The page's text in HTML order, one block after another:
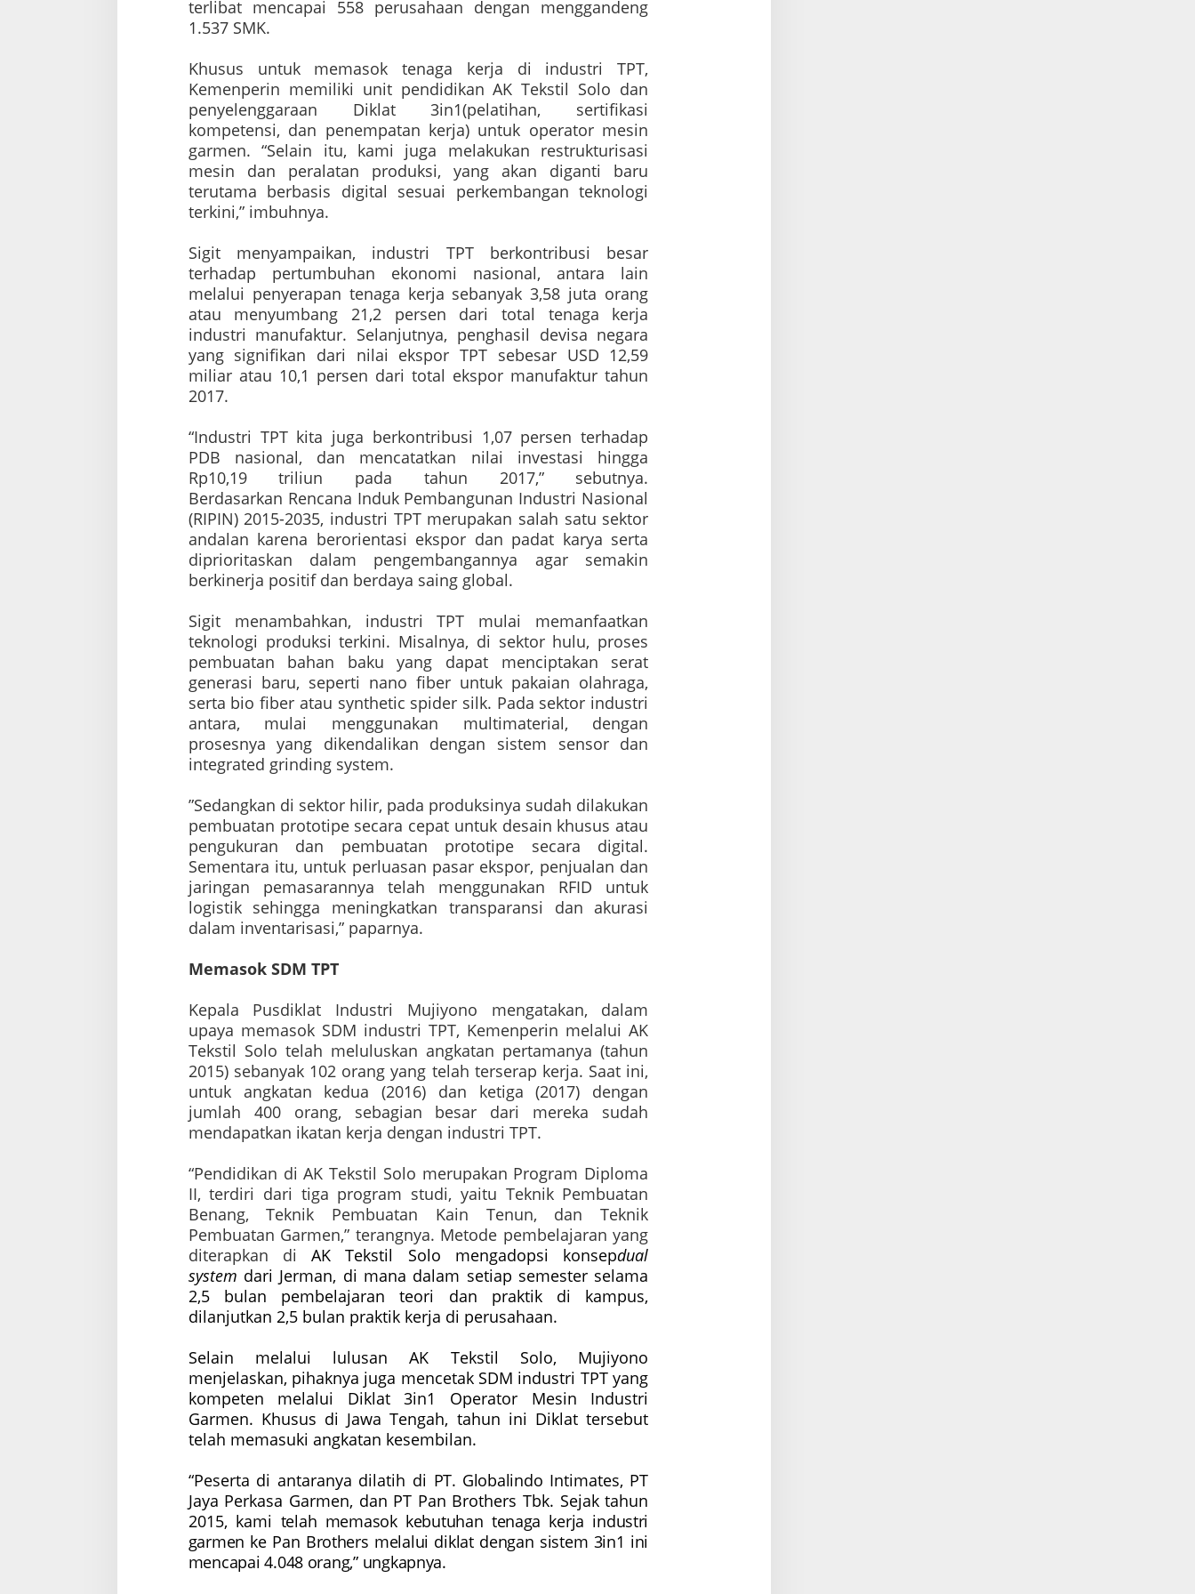
terlibat mencapai 558 perusahaan dengan menggandeng
1.537 SMK.
Khusus untuk memasok tenaga kerja di industri TPT,
Kemenperin memiliki unit pendidikan AK Tekstil Solo dan
penyelenggaraan Diklat 3in1(pelatihan, sertifikasi
kompetensi, dan penempatan kerja)untuk operator mesin
garmen. “Selain itu, kami juga melakukan restrukturisasi
mesin dan peralatan produksi, yang akan diganti baru
terutama berbasis digital sesuai perkembangan teknologi
terkini,” imbuhnya.
Sigit menyampaikan, industri TPT berkontribusi besar
terhadap pertumbuhan ekonomi nasional, antara lain
melalui penyerapan tenaga kerja sebanyak 3,58 juta orang
atau menyumbang 21,2 persen dari total tenaga kerja
industri manufaktur. Selanjutnya, penghasil devisa negara
yang signifikan dari nilai ekspor TPT sebesar USD 12,59
miliar atau 10,1 persen dari total ekspor manufaktur tahun
2017.
“Industri TPT kita juga berkontribusi 1,07 persen terhadap
PDB nasional, dan mencatatkan nilai investasi hingga
Rp10,19 triliun pada tahun 2017,” sebutnya.
Berdasarkan Rencana Induk Pembangunan Industri Nasional
(RIPIN) 2015-2035, industri TPT merupakan salah satu sektor
andalan karena berorientasi ekspor dan padat karya serta
diprioritaskan dalam pengembangannya agar semakin
berkinerja positif dan berdaya saing global.
Sigit menambahkan, industri TPT mulai memanfaatkan
teknologi produksi terkini. Misalnya, di sektor hulu, proses
pembuatan bahan baku yang dapat menciptakan serat
generasi baru, seperti nano fiber untuk pakaian olahraga,
serta bio fiber atau synthetic spider silk. Pada sektor industri
antara, mulai menggunakan multimaterial, dengan
prosesnya yang dikendalikan dengan sistem sensor dan
integrated grinding system.
”Sedangkan di sektor hilir, pada produksinya sudah dilakukan
pembuatan prototipe secara cepat untuk desain khusus atau
pengukuran dan pembuatan prototipe secara digital.
Sementara itu, untuk perluasan pasar ekspor, penjualan dan
jaringan pemasarannya telah menggunakan RFID untuk
logistik sehingga meningkatkan transparansi dan akurasi
dalam inventarisasi,” paparnya.
Memasok SDM TPT
Kepala Pusdiklat Industri Mujiyono mengatakan, dalam
upaya memasok SDM industri TPT, Kemenperin melalui AK
Tekstil Solo telah meluluskan angkatan pertamanya (tahun
2015) sebanyak 102 orang yang telah terserap kerja. Saat ini,
untuk angkatan kedua (2016) dan ketiga (2017) dengan
jumlah 400 orang, sebagian besar dari mereka sudah
mendapatkan ikatan kerja dengan industri TPT.
“Pendidikan di AK Tekstil Solo merupakan Program Diploma
II, terdiri dari tiga program studi, yaitu Teknik Pembuatan
Benang, Teknik Pembuatan Kain Tenun, dan Teknik
Pembuatan Garmen,” terangnya. Metode pembelajaran yang
diterapkan diAK Tekstil Solo mengadopsi konsepdual
system dari Jerman, di mana dalam setiap semester selama
2,5 bulan pembelajaran teori dan praktik di kampus,
dilanjutkan 2,5 bulan praktik kerja di perusahaan.
Selain melalui lulusan AK Tekstil Solo, Mujiyono
menjelaskan, pihaknya juga mencetak SDM industri TPT yang
kompeten melalui Diklat 3in1 Operator Mesin Industri
Garmen. Khusus di Jawa Tengah, tahun ini Diklat tersebut
telah memasuki angkatan kesembilan.
“Peserta di antaranya dilatih di PT. Globalindo Intimates, PT
Jaya Perkasa Garmen, dan PT Pan Brothers Tbk. Sejak tahun
2015, kami telah memasok kebutuhan tenaga kerja industri
garmen ke Pan Brothers melalui diklat dengan sistem 3in1 ini
mencapai 4.048 orang,” ungkapnya.